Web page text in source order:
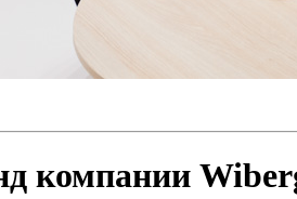
компании